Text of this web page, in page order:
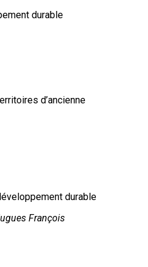
durable
d’ancienne
durable
François